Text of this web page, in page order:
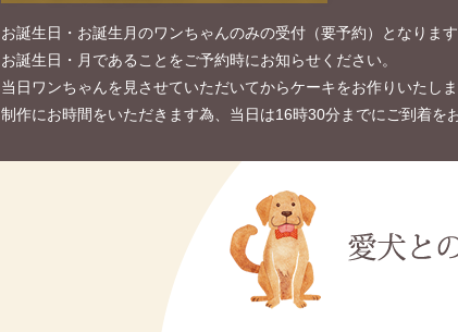
お誕生日・お誕生月のワンちゃんのみの受付（要予約）となります
お誕生日・月であることをご予約時にお知らせください。
当日ワンちゃんを見させていただいてからケーキをお作りいたしま
制作にお時間をいただきます為、当日は16時30分までにご到着を